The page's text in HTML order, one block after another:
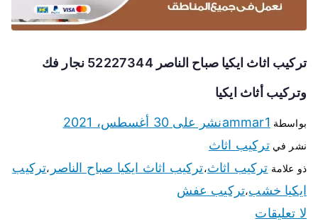
تركيب اثاث ايكيا صباح الناصر 52227344 نجار فك
وتركيب أثاث ايكيا
بواسطة ammar1نشر على 30 أغسطس، 2021
نشر فيتركيب اثاث
ذو علامة تركيب اثاث،تركيب اثاث ايكيا صباح الناصر ،تركيب
ايكيا خشب،تركيب عفش
لا تعليقات